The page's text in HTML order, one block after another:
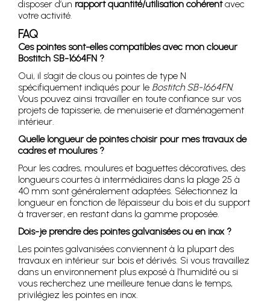
disposer d’un rapport quantité/utilisation cohérentavec
votre activité.
FAQ
Ces pointes sont-elles compatibles avec mon cloueur
Bostitch SB-1664FN ?
Oui, il s’agit de clous ou pointes de type N
spécifiquement indiqués pour le Bostitch SB-1664FN.
Vous pouvez ainsi travailler en toute confiance sur vos
projets de tapisserie, de menuiserie et d’aménagement
intérieur.
Quelle longueur de pointes choisir pour mes travaux de
cadres et moulures ?
Pour les cadres, moulures et baguettes décoratives, des
longueurs courtes à intermédiaires dans la plage 25 à
40 mm sont généralement adaptées. Sélectionnez la
longueur en fonction de l’épaisseur du bois et du support
à traverser, en restant dans la gamme proposée.
Dois-je prendre des pointes galvanisées ou en inox ?
Les pointes galvanisées conviennent à la plupart des
travaux en intérieur sur bois et dérivés. Si vous travaillez
dans un environnement plus exposé à l’humidité ou si
vous recherchez une meilleure tenue dans le temps,
privilégiez les pointes en inox.